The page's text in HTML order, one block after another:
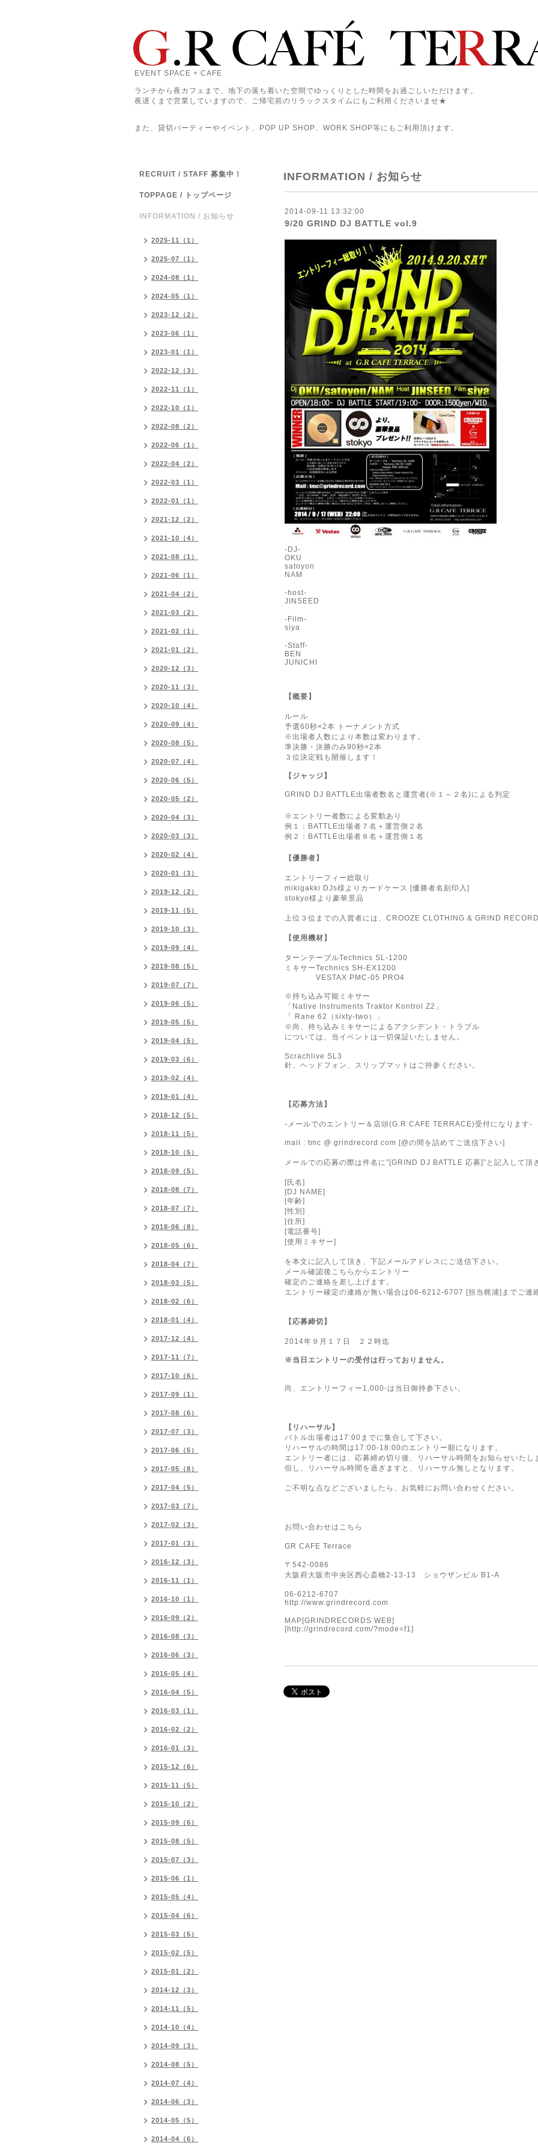
EVENT SPACE + CAFE
ランチから夜カフェまで、地下の落ち着いた空間でゆっくりとした時間をお過ごしいただけます。
夜遅くまで営業していますので、ご帰宅前のリラックスタイムにもご利用くださいませ★
また、貸切パーティーやイベント、POP UP SHOP、WORK SHOP等にもご利用頂けます。
INFORMATION / お知らせ
2014-09-11 13:32:00
9/20 GRIND DJ BATTLE vol.9
- DJ-
OKU
satoyon
NAM
-host-
JINSEED
-Film-
siya
-Staff-
BEN
JUNICHI
【概要】
ルール
予選60秒×2本
トーナメント方式
※出場者人数により本数は変わります。
準決勝・決勝のみ90秒×2本
３位決定戦も開催します！
【ジャッジ】
GRIND DJ BATTLE出場者数名と運営者(※１～２名)による判定
※ エントリー者数による変動あり
例１：BATTLE出場者７名＋運営側２名
例２：BATTLE出場者８名＋運営側１名
【優勝者】
エントリーフィー総取り
mikigakki DJs様よりカードケース [優勝者名刻印入 ]
stokyo様より豪華景品
上位３位までの入賞者には、 CROOZE CLOTHING & GRIND
【使用機材】
ターンテーブルTechnics SL-1200
ミキサーTechnics SH-EX1200
VESTAX PMC-05 PRO4
※持ち込み可能ミキサー
「 Native Instruments Traktor Kontrol Z2 」
「
Rane 62（sixty-two ）
」
※尚、持ち込みミキサーによるアクシデント・トラブル
については、当イベントは一切保証いたしません。
Scrachlive SL3
針、ヘッドフォン、スリップマットはご持参ください。
【応募方法】
- メールでのエントリー＆店頭(G.R CAFE TERRACE)受付になります-
mail : tmc @ grindrecord.com [@の間を詰めてご送信下さい]
メールでの応募の際は件名に”[GRIND DJ BATTLE 応募]” と記入して頂
[氏名 ]
[DJ NAME]
[年齢]
[性別 ]
[住所]
[電話番号]
[使用ミキサー]
を本文に記入して頂き、下記メールアドレスにご送信下さい。
メール確認後こちらからエントリー
確定のご連絡を差し上げます。
エントリー確定の連絡が無い場合は06-6212-6707 [担当梶浦] までご連
【応募締切】
2014年９月１７日 ２２時迄
※ 当日エントリーの受付は行っておりません。
尚、エントリーフィー 1,000-は当日御持参下さい。
【リハーサル】
バトル出場者は 17:00 までに集合して下さい。
リハーサルの時間は 17:00-18:00のエントリー順になります。
エントリー者には、応募締め切り後、リハーサル時間をお知らせいたし
但し、リハーサル時間を過ぎますと、リハーサル無しとなります。
ご不明な点などございましたら、お気軽にお問い合わせください。
お問い合わせはこちら
GR CAFE Terrace
〒 542-0086
大阪府大阪市中央区西心斎橋2-13-13 ショウザンビル B1-A
06-6212-6707
http://www.grindrecord.com
MAP[GRINDRECORDS WEB]
[http://grindrecord.com/?mode=f1]
RECRUIT / STAFF 募集中！
TOPPAGE / トップページ
INFORMATION / お知らせ
2025-11（1）
2025-07（1）
2024-08（1）
2024-05（1）
2023-12（2）
2023-06（1）
2023-01（1）
2022-12（3）
2022-11（1）
2022-10（1）
2022-08（2）
2022-06（1）
2022-04（2）
2022-03（1）
2022-01（1）
2021-12（2）
2021-10（4）
2021-08（1）
2021-06（1）
2021-04（2）
2021-03（2）
2021-02（1）
2021-01（2）
2020-12（3）
2020-11（3）
2020-10（4）
2020-09（4）
2020-08（5）
2020-07（4）
2020-06（5）
2020-05（2）
2020-04（3）
2020-03（3）
2020-02（4）
2020-01（3）
2019-12（2）
2019-11（5）
2019-10（3）
2019-09（4）
2019-08（5）
2019-07（7）
2019-06（5）
2019-05（5）
2019-04（5）
2019-03（6）
2019-02（4）
2019-01（4）
2018-12（5）
2018-11（5）
2018-10（5）
2018-09（5）
2018-08（7）
2018-07（7）
2018-06（8）
2018-05（6）
2018-04（7）
2018-03（5）
2018-02（6）
2018-01（4）
2017-12（4）
2017-11（7）
2017-10（6）
2017-09（1）
2017-08（6）
2017-07（3）
2017-06（5）
2017-05（8）
2017-04（5）
2017-03（7）
2017-02（3）
2017-01（3）
2016-12（3）
2016-11（1）
2016-10（1）
2016-09（2）
2016-08（3）
2016-06（3）
2016-05（4）
2016-04（5）
2016-03（1）
2016-02（2）
2016-01（3）
2015-12（6）
2015-11（5）
2015-10（2）
2015-09（6）
2015-08（5）
2015-07（3）
2015-06（1）
2015-05（4）
2015-04（6）
2015-03（5）
2015-02（5）
2015-01（2）
2014-12（3）
2014-11（5）
2014-10（4）
2014-09（3）
2014-08（5）
2014-07（4）
2014-06（3）
2014-05（5）
2014-04（6）